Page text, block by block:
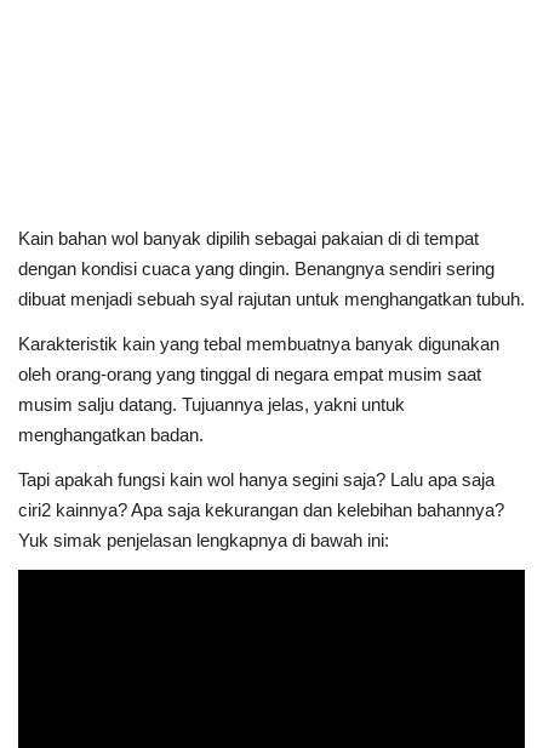
Kain bahan wol banyak dipilih sebagai pakaian di di tempat
dengan kondisi cuaca yang dingin. Benangnya sendiri sering
dibuat menjadi sebuah syal rajutan untuk menghangatkan tubuh.
Karakteristik kain yang tebal membuatnya banyak digunakan
oleh orang-orang yang tinggal di negara empat musim saat
musim salju datang. Tujuannya jelas, yakni untuk
menghangatkan badan.
Tapi apakah fungsi kain wol hanya segini saja? Lalu apa saja
ciri2 kainnya? Apa saja kekurangan dan kelebihan bahannya?
Yuk simak penjelasan lengkapnya di bawah ini: